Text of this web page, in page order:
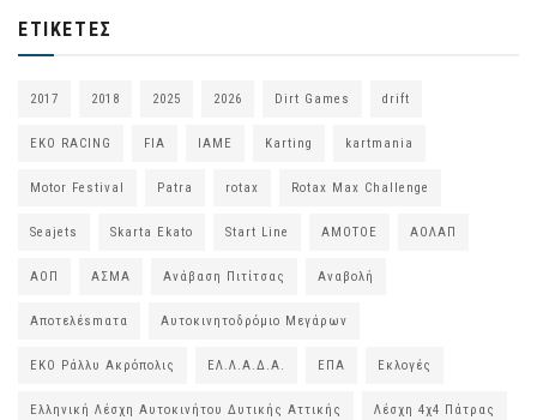
ΕΤΙΚΈΤΕΣ
2017 2018 2025 2026 Dirt Games drift
EKO RACING FIA IAME Karting kartmania
Motor Festival Patra rotax Rotax Max Challenge
Seajets Skarta Ekato Start Line ΑΜΟΤΟΕ ΑΟΛΑΠ
ΑΟΠ ΑΣΜΑ Ανάβαση Πιτίτσας Αναβολή
Αποτελέsmατα Αυτοκινητοδρόμιο Μεγάρων
ΕΚΟ Ράλλυ Ακρόπολις ΕΛ.Λ.Α.Δ.Α. ΕΠΑ Εκλογές
Ελληνική Λέσχη Αυτοκινήτου Δυτικής Αττικής Λέσχη 4χ4 Πάτρας